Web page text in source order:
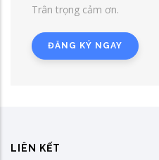
Trân trọng cảm ơn.
ĐĂNG KÝ NGAY
LIÊN KẾT